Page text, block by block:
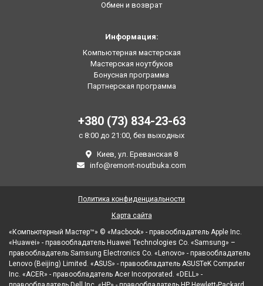
Обмен и возврат
Информация:
Компьютерная мастерская
Мастерская ноутбуков
Бонусная программа
Партнерская программа
+380 (73) 834-23-63
с 8:00 до 21:00, без выходных
Киев, ул. Ереванская 8
info@remont-noutbuka.com
«Компьютерный Мастер™» © «Macbook» - правообладатель Apple Inc.
«Huawei» - правообладатель Huawei Technologies Co. «Samsung» –
правообладатель Samsung Electronics Co. «Lenovo» - правообладатель
Lenovo (Beijing) Limited. «ASUS» - правообладатель ASUSTeK Computer
Inc. «ACER» - правообладатель Acer Incorporated. «DELL» -
Политика конфиденциальности
Карта сайта